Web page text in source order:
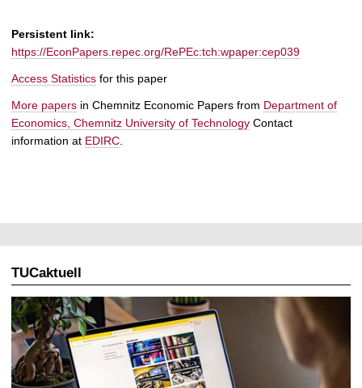
Persistent link:
https://EconPapers.repec.org/RePEc:tch:wpaper:cep039
Access Statistics for this paper
More papers in Chemnitz Economic Papers from Department of
Economics, Chemnitz University of Technology Contact
information at EDIRC
TUCaktuell